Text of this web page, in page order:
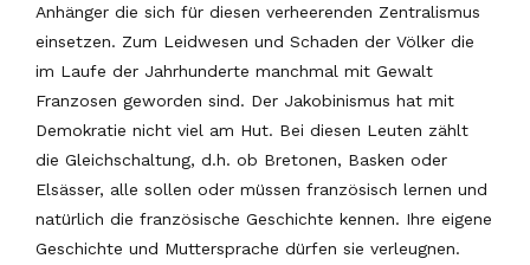
Anhänger die sich für diesen verheerenden Zentralismus
einsetzen. Zum Leidwesen und Schaden der Völker die
im Laufe der Jahrhunderte manchmal mit Gewalt
Franzosen geworden sind. Der Jakobinismus hat mit
Demokratie nicht viel am Hut. Bei diesen Leuten zählt
die Gleichschaltung, d.h. ob Bretonen, Basken oder
Elsässer, alle sollen oder müssen französisch lernen und
natürlich die französische Geschichte kennen. Ihre eigene
Geschichte und Muttersprache dürfen sie verleugnen.